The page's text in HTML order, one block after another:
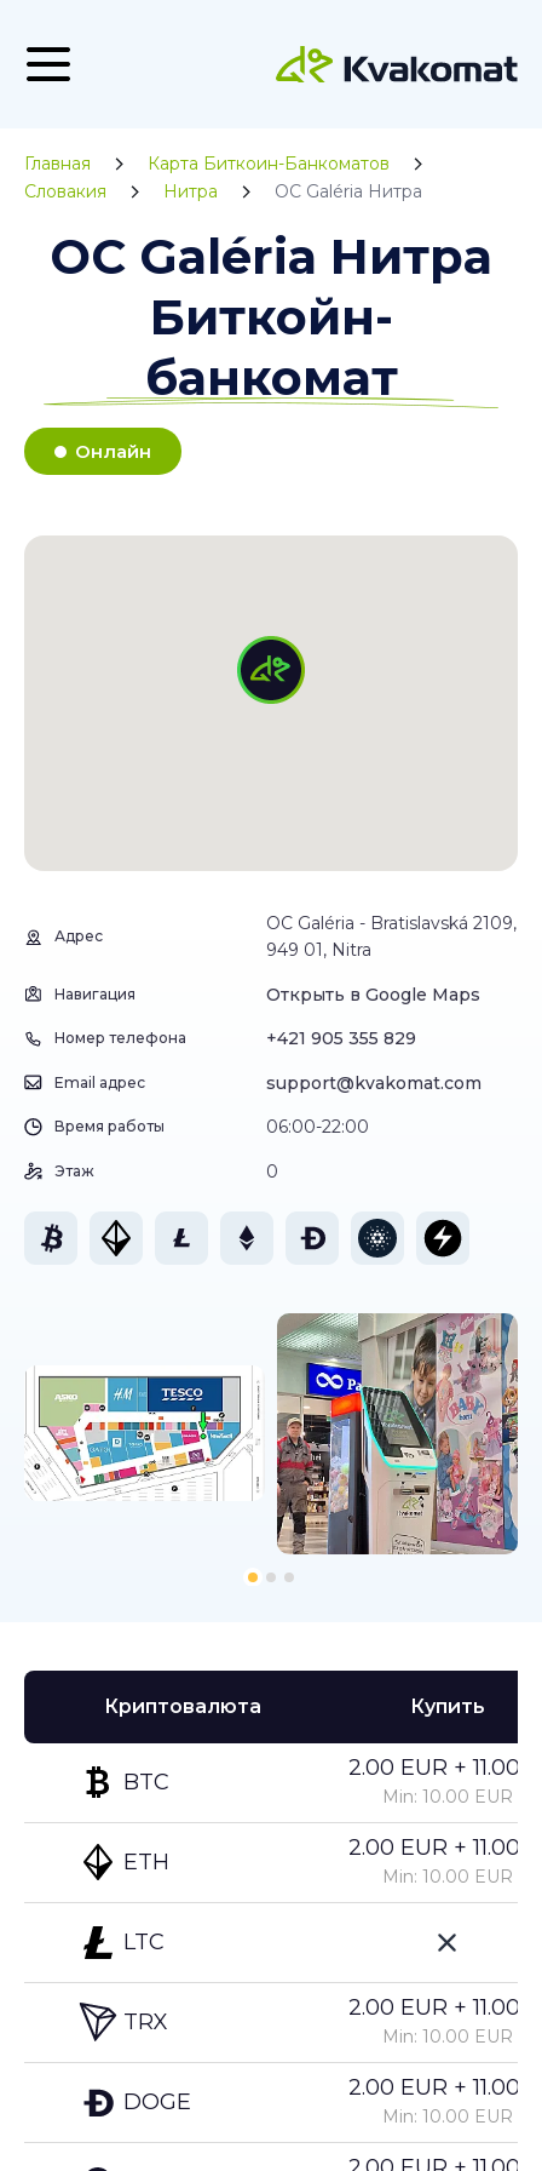
Главная
Карта Биткоин-Банкоматов
Словакия
Нитра OC Galéria Нитра
OC Galéria Нитра
Биткойн-
банкомат
Онлайн
Адрес
OC Galéria - Bratislavská 2109,
949 01, Nitra
Навигация Открыть в Google Maps
Номер телефона +421 905 355 829
Email адрес support@kvakomat.com
Время работы 06:00-22:00
Этаж 0
Криптовалюта
BTC
ETH
LTC
TRX
DOGE
Купить
2.00 EUR +
Min: 10.00 EUR
2.00 EUR +
Min: 10.00 EUR
2.00 EUR +
Min: 10.00 EUR
2.00 EUR +
Min: 10.00 EUR